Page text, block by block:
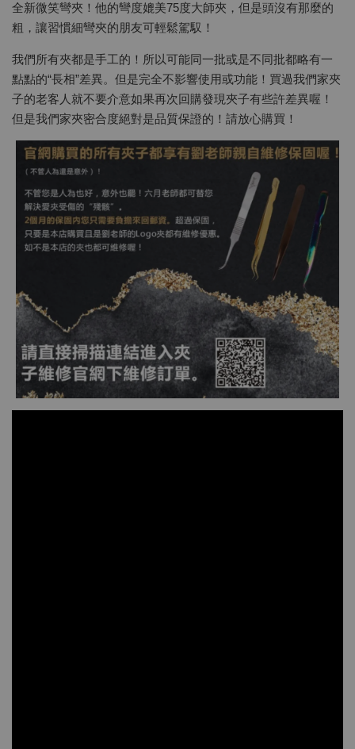
全新微笑彎夾！他的彎度媲美75度大師夾，但是頭沒有那麼的
粗，讓習慣細彎夾的朋友可輕鬆駕馭！
我們所有夾都是手工的！所以可能同一批或是不同批都略有一
點點的“長相”差異。但是完全不影響使用或功能！買過我們家夾
子的老客人就不要介意如果再次回購發現夾子有些許差異喔！
但是我們家夾密合度絕對是品質保證的！請放心購買！